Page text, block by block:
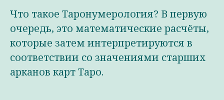
Что такое Таронумерология? В первую
очередь, это математические расчёты,
которые затем интерпретируются в
соответствии со значениями старших
арканов карт Таро.